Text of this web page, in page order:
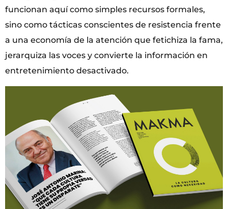
funcionan aquí como simples recursos formales,
sino como tácticas conscientes de resistencia frente
a una economía de la atención que fetichiza la fama,
jerarquiza las voces y convierte la información en
entretenimiento desactivado.